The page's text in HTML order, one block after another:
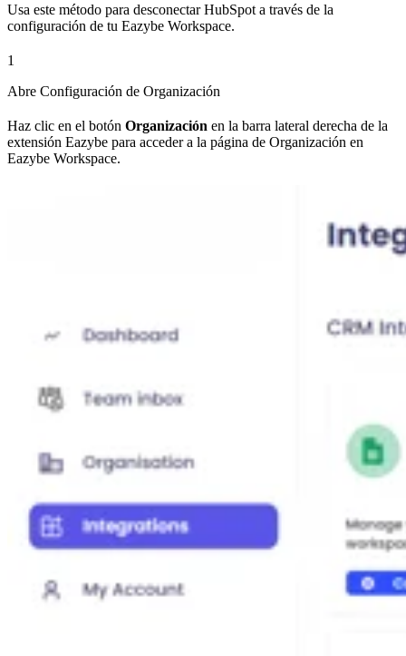
Usa este método para desconectar HubSpot a través de la
configuración de tu Eazybe Workspace.
1
Abre Configuración de Organización
Haz clic en el botón Organización en la barra lateral derecha de la
extensión Eazybe para acceder a la página de Organización en
Eazybe Workspace.